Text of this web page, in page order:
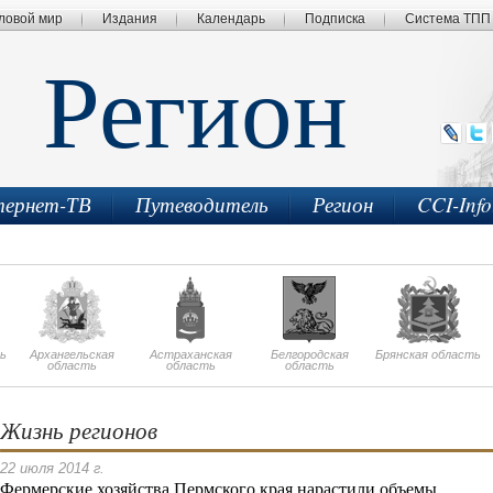
мир Издания Календарь Подписка Система
Регион
ТВ Путеводитель Регион CCI-
Архангельская
область
Астраханская
область
Белгородская
область
Брянская область
Жизнь регионов
22 июля 2014 г.
Фермерские хозяйства Пермского края нарастили объемы